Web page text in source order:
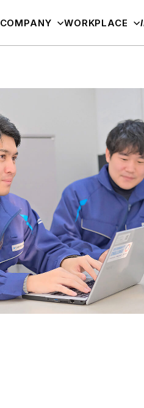
COMPANY WORKPLACE